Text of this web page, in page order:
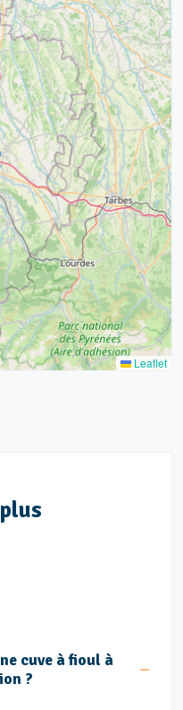
2
3
12
7
Leaflet
cuve à fioul à
?